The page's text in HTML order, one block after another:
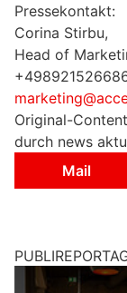
Pressekontakt:
Corina Stirbu,
Head of
Original-
durch news
Mail